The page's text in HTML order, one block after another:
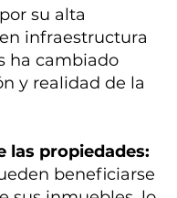
su alta
infraestructura
ha cambiado
y realidad de la
las propiedades:
beneficiarse